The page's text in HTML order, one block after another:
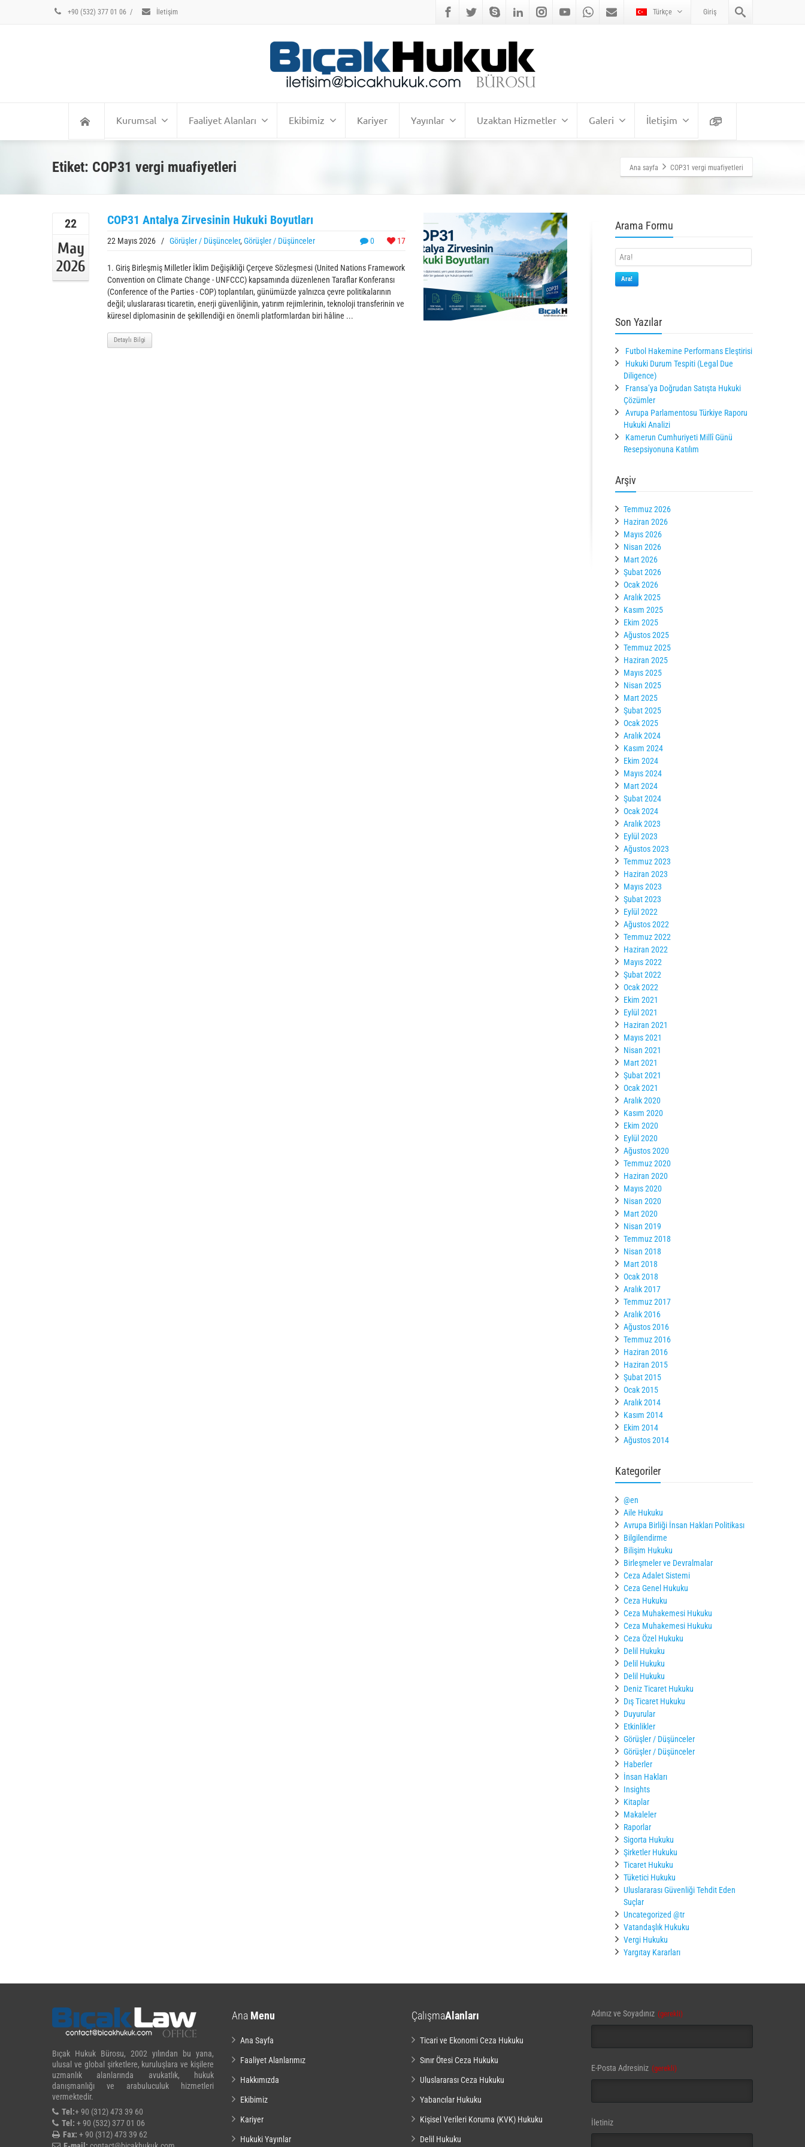
+90 (532) 377 01 06 / İletişim Türkçe Giriş
Kurumsal Faaliyet Alanları Ekibimiz Kariyer Yayınlar Uzaktan Hizmetler Galeri İletişim
Etiket: COP31 vergi muafiyetleri Ana sayfa COP31 vergi muafiyetleri
22
May
2026
COP31 Antalya Zirvesinin Hukuki Boyutları
0 17
22 Mayıs 2026 / Görüşler / Düşünceler, Görüşler / Düşünceler
1. Giriş Birleşmiş Milletler İklim Değişikliği Çerçeve Sözleşmesi (United Nations Framework
Convention on Climate Change - UNFCCC) kapsamında düzenlenen Taraflar Konferansı
(Conference of the Parties - COP) toplantıları, günümüzde yalnızca çevre politikalarının
değil; uluslararası ticaretin, enerji güvenliğinin, yatırım rejimlerinin, teknoloji transferinin ve
küresel diplomasinin de şekillendiği en önemli platformlardan biri hâline ...
Detaylı Bilgi
Arama Formu
Ara!
Son Yazılar
Futbol Hakemine Performans Eleştirisi
Hukuki Durum Tespiti (Legal Due
Diligence)
Fransa’ya Doğrudan Satışta Hukuki
Çözümler
Avrupa Parlamentosu Türkiye Raporu
Hukuki Analizi
Kamerun Cumhuriyeti Millî Günü
Resepsiyonuna Katılım
Arşiv
Temmuz 2026
Haziran 2026
Mayıs 2026
Nisan 2026
Mart 2026
Şubat 2026
Ocak 2026
Aralık 2025
Kasım 2025
Ekim 2025
Ağustos 2025
Temmuz 2025
Haziran 2025
Mayıs 2025
Nisan 2025
Mart 2025
Şubat 2025
Ocak 2025
Aralık 2024
Kasım 2024
Ekim 2024
Mayıs 2024
Mart 2024
Şubat 2024
Ocak 2024
Aralık 2023
Eylül 2023
Ağustos 2023
Temmuz 2023
Haziran 2023
Mayıs 2023
Şubat 2023
Eylül 2022
Ağustos 2022
Temmuz 2022
Haziran 2022
Mayıs 2022
Şubat 2022
Ocak 2022
Ekim 2021
Eylül 2021
Haziran 2021
Mayıs 2021
Nisan 2021
Mart 2021
Şubat 2021
Ocak 2021
Aralık 2020
Kasım 2020
Ekim 2020
Eylül 2020
Ağustos 2020
Temmuz 2020
Haziran 2020
Mayıs 2020
Nisan 2020
Mart 2020
Nisan 2019
Temmuz 2018
Nisan 2018
Mart 2018
Ocak 2018
Aralık 2017
Temmuz 2017
Aralık 2016
Ağustos 2016
Temmuz 2016
Haziran 2016
Haziran 2015
Şubat 2015
Ocak 2015
Aralık 2014
Kasım 2014
Ekim 2014
Ağustos 2014
Kategoriler
@en
Aile Hukuku
Avrupa Birliği İnsan Hakları Politikası
Bilgilendirme
Bilişim Hukuku
Birleşmeler ve Devralmalar
Ceza Adalet Sistemi
Ceza Genel Hukuku
Ceza Hukuku
Ceza Muhakemesi Hukuku
Ceza Muhakemesi Hukuku
Ceza Özel Hukuku
Delil Hukuku
Delil Hukuku
Delil Hukuku
Deniz Ticaret Hukuku
Dış Ticaret Hukuku
Duyurular
Etkinlikler
Görüşler / Düşünceler
Görüşler / Düşünceler
Haberler
İnsan Hakları
Insights
Kitaplar
Makaleler
Raporlar
Sigorta Hukuku
Şirketler Hukuku
Ticaret Hukuku
Tüketici Hukuku
Uluslararası Güvenliği Tehdit Eden
Suçlar
Uncategorized @tr
Vatandaşlık Hukuku
Vergi Hukuku
Yargıtay Kararları
Bıçak Hukuk Bürosu, 2002 yılından bu yana,
ulusal ve global şirketlere, kuruluşlara ve kişilere
uzmanlık alanlarında avukatlık, hukuk
danışmanlığı ve arabuluculuk hizmetleri
vermektedir.
Tel:+ 90 (312) 473 39 60
Tel: + 90 (532) 377 01 06
Fax: + 90 (312) 473 39 62
Ana Menu
Ana Sayfa
Faaliyet Alanlarımız
Hakkımızda
Ekibimiz
Kariyer
Hukuki Yayınlar
ÇalışmaAlanları
Ticari ve Ekonomi Ceza Hukuku
Sınır Ötesi Ceza Hukuku
Uluslararası Ceza Hukuku
Yabancılar Hukuku
Kişisel Verileri Koruma (KVK) Hukuku
Delil Hukuku
Adınız ve Soyadınız (gerekli)
E-Posta Adresiniz (gerekli)
Email (gerekli)
İletiniz